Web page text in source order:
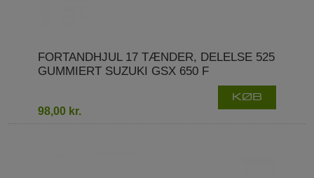
FORTANDHJUL 17 TÆNDER, DELELSE 525
GUMMIERT SUZUKI GSX 650 F
98,00 kr.
KØB